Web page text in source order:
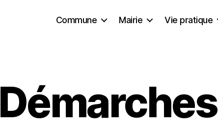
Commune Mairie Vie pratique
Démarches